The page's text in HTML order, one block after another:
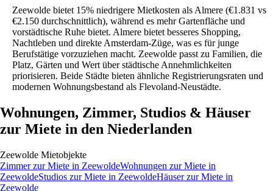
Zeewolde bietet 15% niedrigere Mietkosten als Almere (€1.831 vs
€2.150 durchschnittlich), während es mehr Gartenfläche und
vorstädtische Ruhe bietet. Almere bietet besseres Shopping,
Nachtleben und direkte Amsterdam-Züge, was es für junge
Berufstätige vorzuziehen macht. Zeewolde passt zu Familien, die
Platz, Gärten und Wert über städtische Annehmlichkeiten
priorisieren. Beide Städte bieten ähnliche Registrierungsraten und
modernen Wohnungsbestand als Flevoland-Neustädte.
Wohnungen, Zimmer, Studios & Häuser
zur Miete in den Niederlanden
Zeewolde Mietobjekte
Zimmer zur Miete in ZeewoldeWohnungen zur Miete in
ZeewoldeStudios zur Miete in ZeewoldeHäuser zur Miete in
Zeewolde